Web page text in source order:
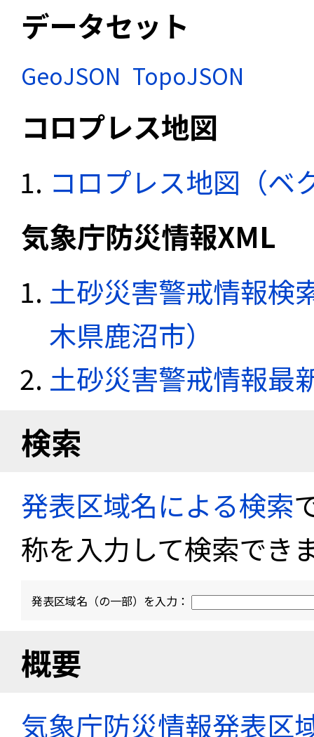
データセット
GeoJSON TopoJSON
コロプレス地図
コロプレス地図（ベ
気象庁防災情報XML
土砂災害警戒情報検
木県鹿沼市）
土砂災害警戒情報最
検索
発表区域名による検索
称を入力して検索でき
発表区域名（の一部）を入力：
概要
気象庁防災情報発表区